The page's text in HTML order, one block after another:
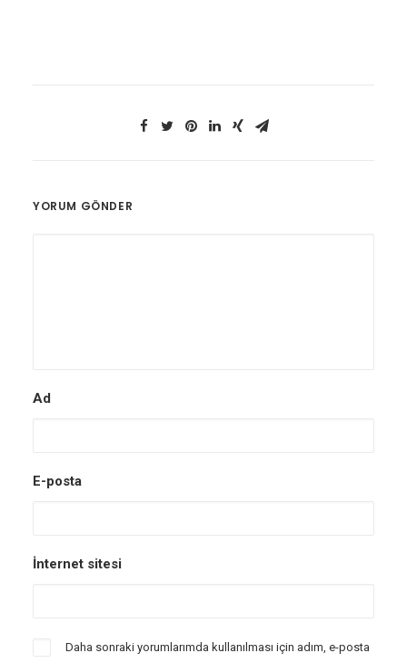
YORUM GÖNDER
Ad
E-posta
İnternet sitesi
Daha sonraki yorumlarımda kullanılması için adım, e-posta